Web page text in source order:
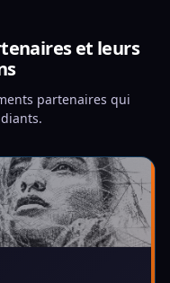
et leurs
partenaires qui